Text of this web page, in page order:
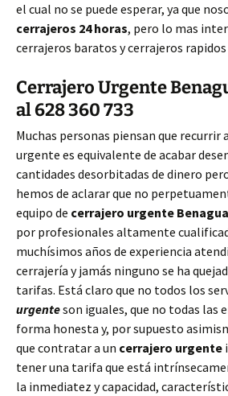
el cual no se puede esperar, ya que
cerrajeros 24 horas, pero lo mas
cerrajeros baratos y cerrajeros rapidos
Cerrajero Urgente
al 628 360 733
Muchas personas piensan que recurrir
urgente es equivalente de acabar
cantidades desorbitadas de dinero
hemos de aclarar que no
equipo de cerrajero urgente
por profesionales altamente
muchísimos años de experiencia
cerrajería y jamás ninguno se ha
tarifas. Está claro que no todos los
urgenteson iguales, que no todas las
forma honesta y, por supuesto
que contratar a un cerrajero urgente
tener una tarifa que está
la inmediatez y capacidad,